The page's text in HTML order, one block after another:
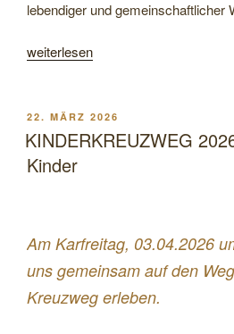
lebendiger und gemeinschaftlicher
„KINDERKREUZWEG
weiterlesen
VERÖFFENTLICHT
AM
22. MÄRZ 2026
KINDERKREUZWEG
Kinder
Am Karfreitag, 03.04.2026
uns gemeinsam auf den
Kreuzweg erleben.